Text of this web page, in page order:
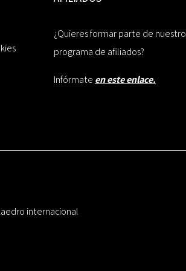
¿Quieres formar parte de nuestro
programa de afiliados?
Infórmate en este enlace.
internacional